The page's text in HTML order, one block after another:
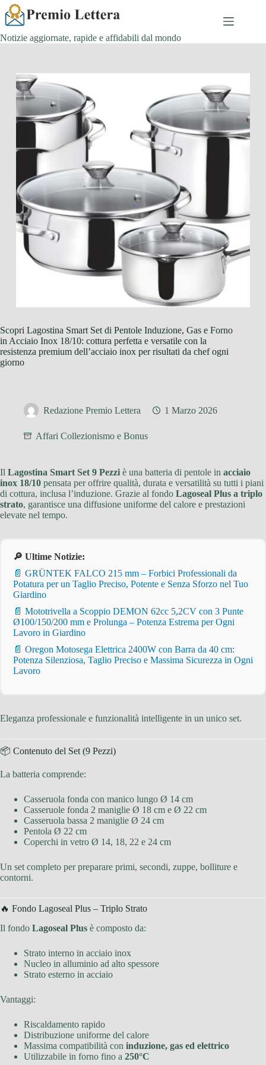
Salta
al
contenuto
Notizie aggiornate, rapide e affidabili dal mondo
Scopri Lagostina Smart Set di Pentole Induzione, Gas e Forno
in Acciaio Inox 18/10: cottura perfetta e versatile con la
resistenza premium dell’acciaio inox per risultati da chef ogni
giorno
Redazione Premio Lettera 1 Marzo 2026
Affari Collezionismo e Bonus
Il Lagostina Smart Set 9 Pezzi è una batteria di pentole in acciaio
inox 18/10 pensata per offrire qualità, durata e versatilità su tutti i piani
di cottura, inclusa l’induzione. Grazie al fondo Lagoseal Plus a triplo
strato, garantisce una diffusione uniforme del calore e prestazioni
elevate nel tempo.
🔎 Ultime Notizie:
📄 GRÜNTEK FALCO 215 mm – Forbici Professionali da
Potatura per un Taglio Preciso, Potente e Senza Sforzo nel Tuo
Giardino
📄 Mototrivella a Scoppio DEMON 62cc 5,2CV con 3 Punte
Ø100/150/200 mm e Prolunga – Potenza Estrema per Ogni
Lavoro in Giardino
📄 Oregon Motosega Elettrica 2400W con Barra da 40 cm:
Potenza Silenziosa, Taglio Preciso e Massima Sicurezza in Ogni
Lavoro
Eleganza professionale e funzionalità intelligente in un unico set.
📦 Contenuto del Set (9 Pezzi)
La batteria comprende:
Casseruola fonda con manico lungo Ø 14 cm
Casseruole fonda 2 maniglie Ø 18 cm e Ø 22 cm
Casseruola bassa 2 maniglie Ø 24 cm
Pentola Ø 22 cm
Coperchi in vetro Ø 14, 18, 22 e 24 cm
Un set completo per preparare primi, secondi, zuppe, bolliture e
contorni.
🔥 Fondo Lagoseal Plus – Triplo Strato
Il fondo Lagoseal Plus è composto da:
Strato interno in acciaio inox
Nucleo in alluminio ad alto spessore
Strato esterno in acciaio
Vantaggi:
Riscaldamento rapido
Distribuzione uniforme del calore
Massima compatibilità con induzione, gas ed elettrico
Utilizzabile in forno fino a 250°C